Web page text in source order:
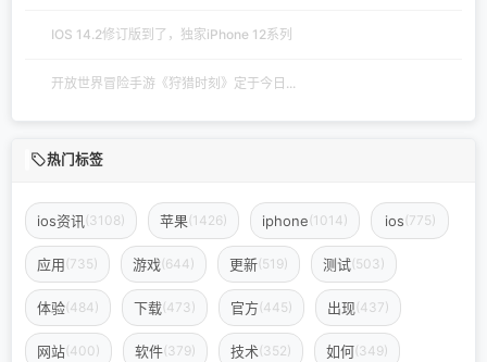
IOS 14.2修订版到了，独家iPhone 12系列
开放世界冒险手游《狩猎时刻》定于今日...
热门标签
ios资讯 (3108) 苹果(1426) iphone(1014) ios(775)
应用(735) 游戏(644) 更新(519) 测试(503)
体验(484) 下载(473) 官方(445) 出现(437)
网站(400) 软件(379) 技术(352) 如何(349)